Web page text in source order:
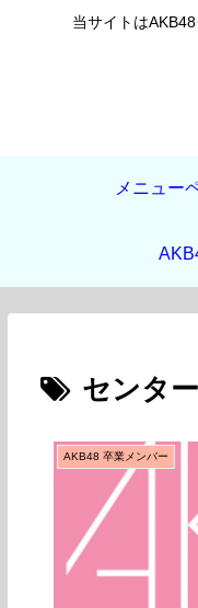
当サイトは
メニュー
センタ
AKB48 卒業メンバー